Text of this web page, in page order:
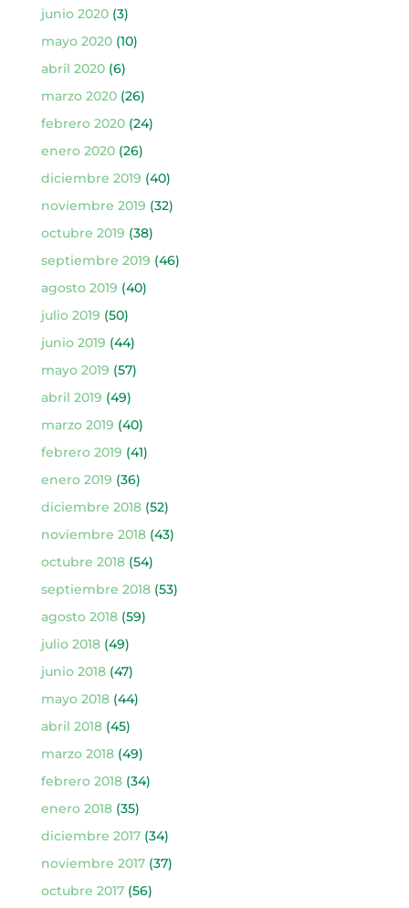
junio 2020(3)
mayo 2020(10)
abril 2020(6)
marzo 2020(26)
febrero 2020(24)
enero 2020(26)
diciembre 2019 (40)
noviembre 2019 (32)
octubre 2019 (38)
septiembre 2019 (46)
agosto 2019 (40)
julio 2019 (50)
junio 2019 (44)
mayo 2019 (57)
abril 2019 (49)
marzo 2019 (40)
febrero 2019 (41)
enero 2019 (36)
diciembre 2018(52)
noviembre 2018(43)
octubre 2018(54)
septiembre 2018(53)
agosto 2018(59)
julio 2018(49)
junio 2018(47)
mayo 2018(44)
abril 2018(45)
marzo 2018(49)
febrero 2018(34)
enero 2018(35)
diciembre 2017(34)
noviembre 2017(37)
octubre 2017(56)